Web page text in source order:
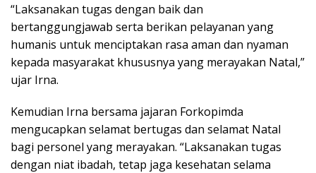
“Laksanakan tugas dengan baik dan
bertanggungjawab serta berikan pelayanan yang
humanis untuk menciptakan rasa aman dan nyaman
kepada masyarakat khususnya yang merayakan Natal,”
ujar Irna.
Kemudian Irna bersama jajaran Forkopimda
mengucapkan selamat bertugas dan selamat Natal
bagi personel yang merayakan. “Laksanakan tugas
dengan niat ibadah, tetap jaga kesehatan selama